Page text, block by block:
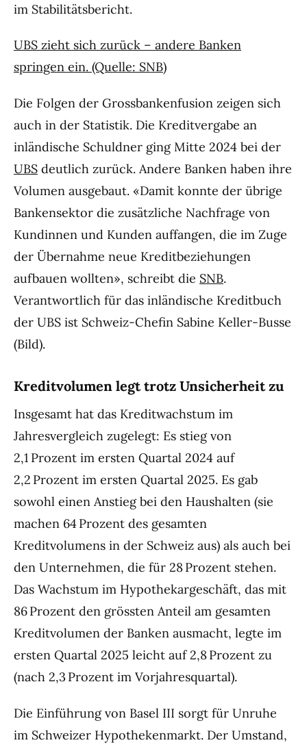
im Stabilitätsbericht.
UBS zieht sich zurück – andere Banken
springen ein. (Quelle: SNB)
Die Folgen der Grossbankenfusion zeigen sich
auch in der Statistik. Die Kreditvergabe an
inländische Schuldner ging Mitte 2024 bei der
UBS deutlich zurück. Andere Banken haben ihre
Volumen ausgebaut. «Damit konnte der übrige
Bankensektor die zusätzliche Nachfrage von
Kundinnen und Kunden auffangen, die im Zuge
der Übernahme neue Kreditbeziehungen
aufbauen wollten», schreibt die SNB.
Verantwortlich für das inländische Kreditbuch
der UBS ist Schweiz-Chefin Sabine Keller-Busse
(Bild).
Kreditvolumen legt trotz Unsicherheit zu
Insgesamt hat das Kreditwachstum im
Jahresvergleich zugelegt: Es stieg von
2,1 Prozent im ersten Quartal 2024 auf
2,2 Prozent im ersten Quartal 2025. Es gab
sowohl einen Anstieg bei den Haushalten (sie
machen 64 Prozent des gesamten
Kreditvolumens in der Schweiz aus) als auch bei
den Unternehmen, die für 28 Prozent stehen.
Das Wachstum im Hypothekargeschäft, das mit
86 Prozent den grössten Anteil am gesamten
Kreditvolumen der Banken ausmacht, legte im
ersten Quartal 2025 leicht auf 2,8 Prozent zu
(nach 2,3 Prozent im Vorjahresquartal).
Die Einführung von Basel III sorgt für Unruhe
im Schweizer Hypothekenmarkt. Der Umstand,